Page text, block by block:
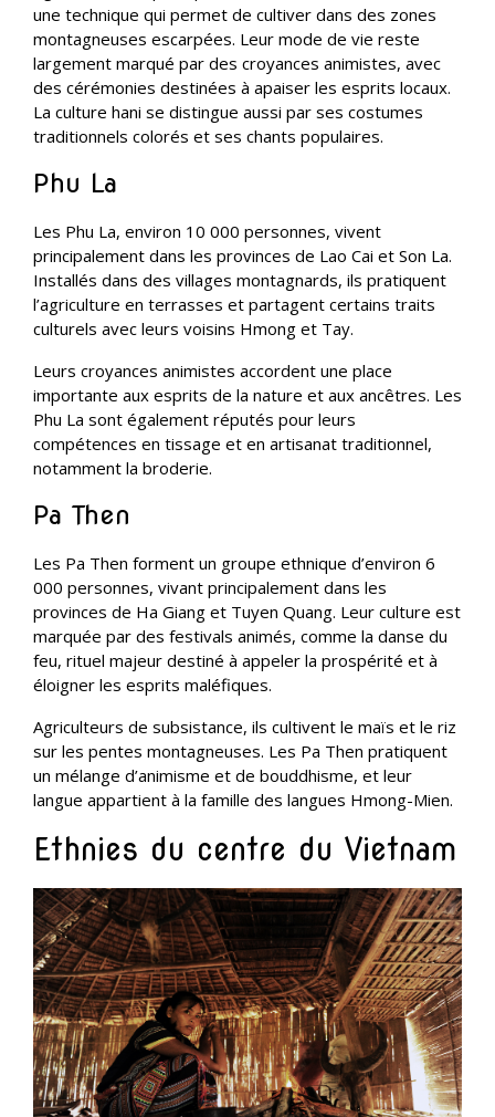
une technique qui permet de cultiver dans des zones
montagneuses escarpées. Leur mode de vie reste
largement marqué par des croyances animistes, avec
des cérémonies destinées à apaiser les esprits locaux.
La culture hani se distingue aussi par ses costumes
traditionnels colorés et ses chants populaires.
Phu La
Les Phu La, environ 10 000 personnes, vivent
principalement dans les provinces de Lao Cai et Son La.
Installés dans des villages montagnards, ils pratiquent
l’agriculture en terrasses et partagent certains traits
culturels avec leurs voisins Hmong et Tay.
Leurs croyances animistes accordent une place
importante aux esprits de la nature et aux ancêtres. Les
Phu La sont également réputés pour leurs
compétences en tissage et en artisanat traditionnel,
notamment la broderie.
Pa Then
Les Pa Then forment un groupe ethnique d’environ 6
000 personnes, vivant principalement dans les
provinces de Ha Giang et Tuyen Quang. Leur culture est
marquée par des festivals animés, comme la danse du
feu, rituel majeur destiné à appeler la prospérité et à
éloigner les esprits maléfiques.
Agriculteurs de subsistance, ils cultivent le maïs et le riz
sur les pentes montagneuses. Les Pa Then pratiquent
un mélange d’animisme et de bouddhisme, et leur
langue appartient à la famille des langues Hmong-Mien.
Ethnies du centre du Vietnam